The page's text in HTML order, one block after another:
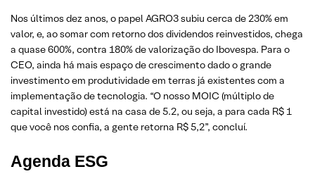
Nos últimos dez anos, o papel AGRO3 subiu cerca de 230% em
valor, e, ao somar com retorno dos dividendos reinvestidos, chega
a quase 600%, contra 180% de valorização do Ibovespa. Para o
CEO, ainda há mais espaço de crescimento dado o grande
investimento em produtividade em terras já existentes com a
implementação de tecnologia. “O nosso MOIC (múltiplo de
capital investido) está na casa de 5.2, ou seja, a para cada R$ 1
que você nos confia, a gente retorna R$ 5,2”, concluí.
Agenda ESG